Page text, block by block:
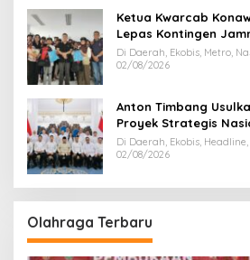
Ketua Kwarcab
Lepas Kontingen
Di Daerah, Ekobis, Metro,
02/08/2026
Anton Timbang
Proyek Strategis
Di Daerah, Ekobis,
02/08/2026
Olahraga Terbaru